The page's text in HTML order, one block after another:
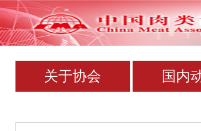
关于协会 国内